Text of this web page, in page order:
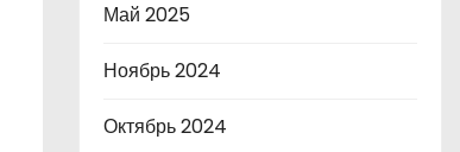
Май 2025
Ноябрь 2024
Октябрь 2024